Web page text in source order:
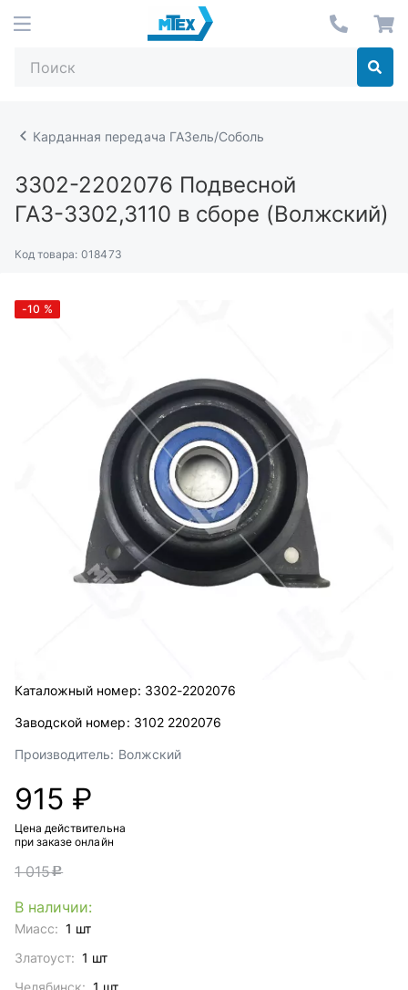
Карданная передача ГАЗель/Соболь
3302-2202076 Подвесной
ГАЗ-3302,3110 в сборе (Волжский)
Код товара: 018473
-10 %
Каталожный номер: 3302-2202076
Заводской номер: 3102 2202076
Производитель: Волжский
915 ₽
Цена действительна
при заказе онлайн
1 015c
В наличии:
Миасс: 1 шт
Златоуст: 1 шт
Челябинск: 1 шт